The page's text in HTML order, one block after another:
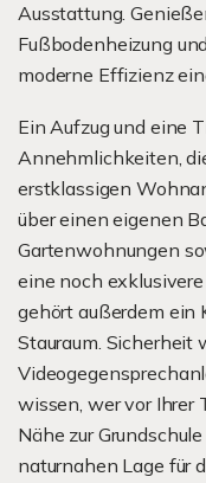
Ausstattung.
Fußbodenheizung
moderne Effizienz
Ein Aufzug und eine
Annehmlichkeiten,
erstklassigen
über einen eigenen
Gartenwohnungen
eine noch
gehört außerdem ein
Stauraum. Sicherheit
wissen, wer vor Ihrer
Nähe zur
naturnahen Lage für